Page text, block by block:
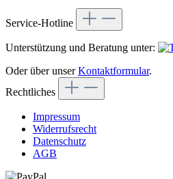
Service-Hotline
Unterstützung und Beratung unter:
Oder über unserKontaktformular.
Rechtliches
Impressum
Widerrufsrecht
Datenschutz
AGB